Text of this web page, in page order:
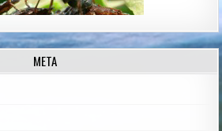
META